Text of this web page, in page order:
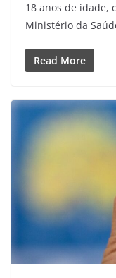
18 anos de idade,
Ministério da
Read More